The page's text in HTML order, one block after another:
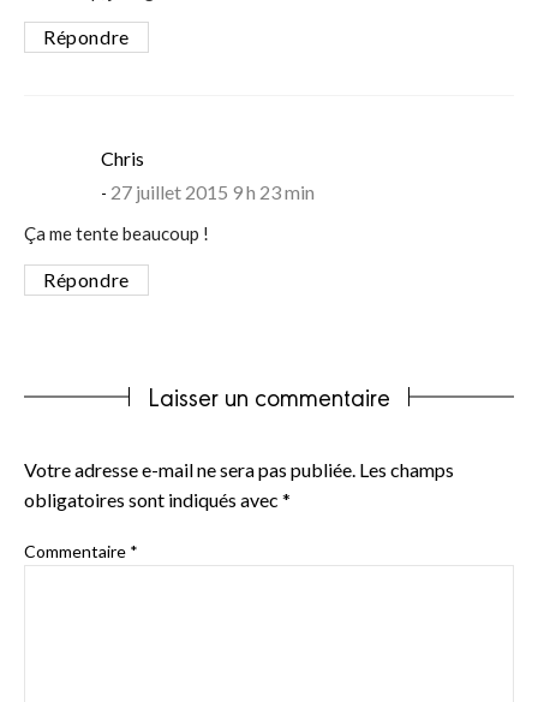
Répondre
Chris
27 juillet 2015 9 h 23 min
Ça me tente beaucoup !
Répondre
Laisser un commentaire
Votre adresse e-mail ne sera pas publiée. Les champs
obligatoires sont indiqués avec *
Commentaire *